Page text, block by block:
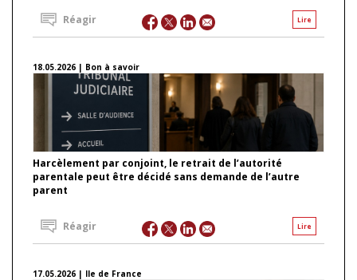
Lire
Réagir
18.05.2026 | Bon à savoir
Harcèlement par conjoint, le retrait de l’autorité
parentale peut être décidé sans demande de l’autre
parent
Lire
Réagir
17.05.2026 | Ile de France